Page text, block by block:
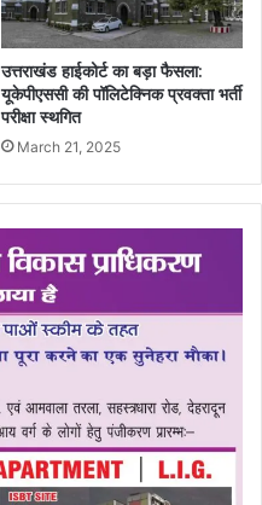
उत्तराखंड हाईकोर्ट का बड़ा फैसला:
यूकेपीएससी की पॉलिटेक्निक प्रवक्ता भर्ती
परीक्षा स्थगित
March 21, 2025